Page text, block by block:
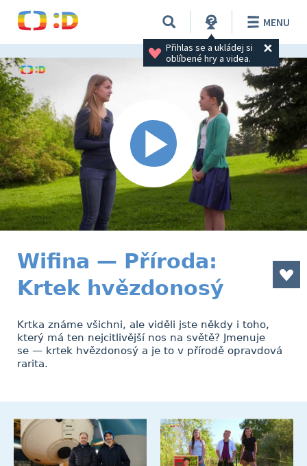
Přihlas se a ukládej si
oblíbené hry a videa.
MENU
Wifina — Příroda:
Krtek hvězdonosý
Krtka známe všichni, ale viděli jste někdy i toho,
který má ten nejcitlivější nos na světě? Jmenuje
se — krtek hvězdonosý a je to v přírodě opravdová
rarita.